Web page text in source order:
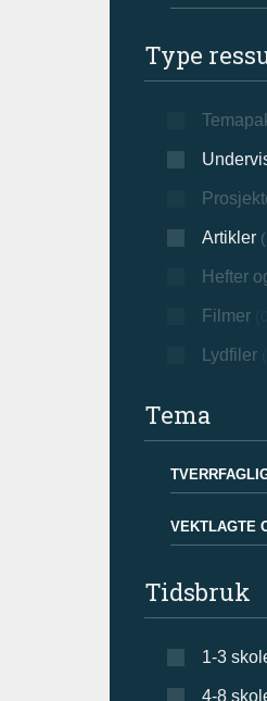
Type
Artikler
Hefter
Filmer(0)
Lydfiler
Tema
VEKTLAGTE
Tidsbruk
1-3
4-8